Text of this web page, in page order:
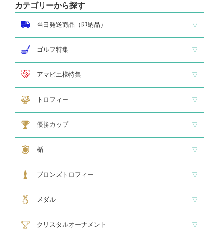
カテゴリーから探す
当日発送商品（即納品）
即納品 トロフィー
即納品 優勝カップ
即納品 クリスタル
即納品 特価品
ゴルフ特集
ホールインワン
ゴルフ専用カップ
ゴルフ専用ブロンズ
ゴルフ専用クリスタル
アマビエ様特集
アマビエ木札
アマビエボールチェーンキーホルダー
アマビエトロフィー
トロフィー
大型トロフィー
中型トロフィー１
中型トロフィー２
小型トロフィー
メダル交換式トロフィー
ペナント優勝カップ
大型・高級カップ
レリーフ交換式カップ
スタンダードカップ
デザインカップ
ゴルフ専用カップ
オニックスカップ
ガラスカップ
カラーカップ
ゴールドカップ
プラスチックカップ
ペナント
楯
スタンダード楯１
スタンダード楯２
スタンダード楯３
ゴルフ・野球・サッカー
その他スポーツ、文化系専用楯
メダル・レリーフ交換式楯
ハローキティ楯
ブロンズトロフィー
スタンダードブロンズ
各種専用ブロンズ
ゴルフ専用ブロンズ
メダル・レリーフ交換式ブロンズ
ハローキティブロンズ
メダル
スタンダードメダル
大きなメダル(70mmφ～)
レリーフ式勲章型メダル
オリジナルメダル
メダルケース
クリスタルオーナメント